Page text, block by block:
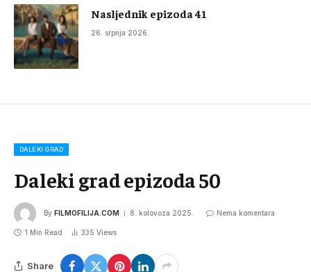
Nasljednik epizoda 41
26. srpnja 2026.
DALEKI GRAD
Daleki grad epizoda 50
By FILMOFILIJA.COM 8. kolovoza 2025. Nema komentara
1 Min Read 335 Views
Share